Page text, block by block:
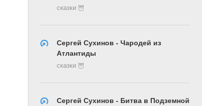
сказки 🦉
Сергей Сухинов - Чародей из
Атлантиды
сказки 🦉
Сергей Сухинов - Битва в Подземной